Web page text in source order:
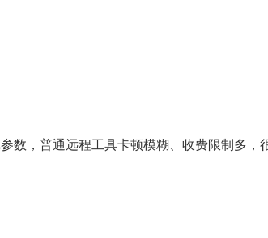
，普通远程工具卡顿模糊、收费限制多，